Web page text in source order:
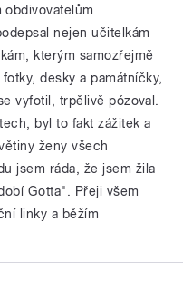
obdivovatelům
nejen učitelkám
kterým samozřejmě
desky a památníčky,
vyfotil, trpělivě pózoval.
byl to fakt zážitek a
ženy všech
jsem ráda, že jsem žila
Gotta". Přeji všem
linky a běžím